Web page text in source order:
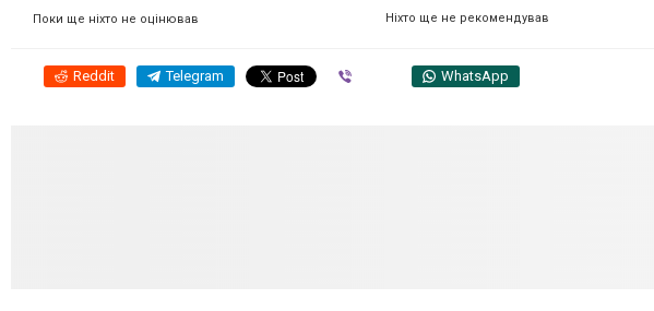
Поки ще ніхто не оцінював Ніхто ще не рекомендував
Reddit Telegram WhatsApp